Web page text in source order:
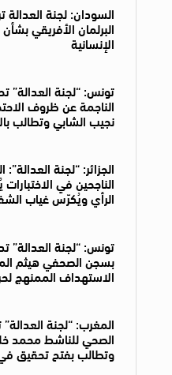
السودان: لجنة
البرلمان الأفريقي بشأن
الإنسانية
تونس: “لجنة العدالة”
الناجمة عن ظروف
نجيب الشابي وتطالب
الجزائر: “لجنة
الناجحين في
الرأي ويُكرّس غياب
تونس: “لجنة العدالة”
بسجن الصحفي هيثم
الاستهداف الممنهج
المغرب: “لجنة
الصحي للناشط محمد
وتطالب بفتح تحقيق